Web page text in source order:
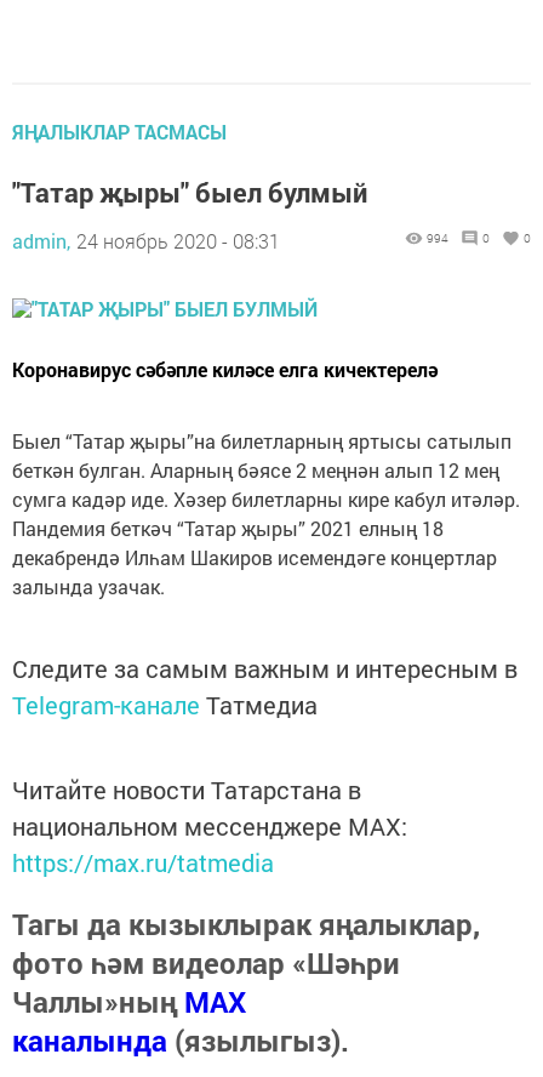
ЯҢАЛЫКЛАР ТАСМАСЫ
"Татар җыры" быел булмый
admin, 24 ноябрь 2020 - 08:31 994 0 0
Коронавирус сәбәпле киләсе елга кичектерелә
Быел “Татар җыры”на билетларның яртысы сатылып
беткән булган. Аларның бәясе 2 меңнән алып 12 мең
сумга кадәр иде. Хәзер билетларны кире кабул итәләр.
Пандемия беткәч “Татар җыры” 2021 елның 18
декабрендә Илһам Шакиров исемендәге концертлар
залында узачак.
Следите за самым важным и интересным в
Telegram-канале Татмедиа
Читайте новости Татарстана в
национальном мессенджере MАХ:
https://max.ru/tatmedia
Тагы да кызыклырак яңалыклар,
фото һәм видеолар «Шәһри
Чаллы»ныңMAX
каналында (язылыгыз).